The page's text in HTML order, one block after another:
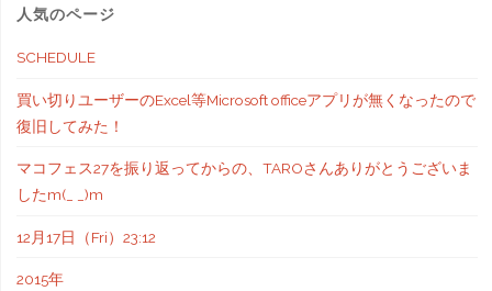
人気のページ
SCHEDULE
買い切りユーザーのExcel等Microsoft officeアプリが無くなったので
復旧してみた！
マコフェス27を振り返ってからの、TAROさんありがとうございま
したm(_ _)m
12月17日（Fri）23:12
2015年